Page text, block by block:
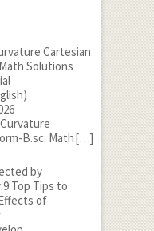
Cartesian
Solutions
B.sc. Math[…]
by
Top Tips to
of